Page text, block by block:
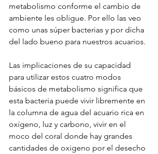
metabolismo conforme el cambio de
ambiente les obligue. Por ello las veo
como unas súper bacterias y por dicha
del lado bueno para nuestros acuarios.
Las implicaciones de su capacidad
para utilizar estos cuatro modos
básicos de metabolismo significa que
esta bacteria puede vivir libremente en
la columna de agua del acuario rica en
oxígeno, luz y carbono, vivir en el
moco del coral donde hay grandes
cantidades de oxigeno por el desecho